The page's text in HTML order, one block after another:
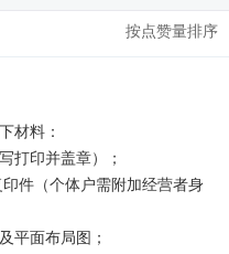
按点赞量排序
材料：
打印并盖章）；
件（个体户需附加经营者身
平面布局图；